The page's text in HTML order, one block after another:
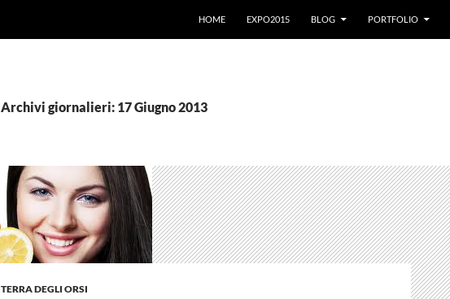
HOME
EXPO2015 BLOG PORTFOLIO
Archivi giornalieri: 17 Giugno 2013
TERRA DEGLI ORSI